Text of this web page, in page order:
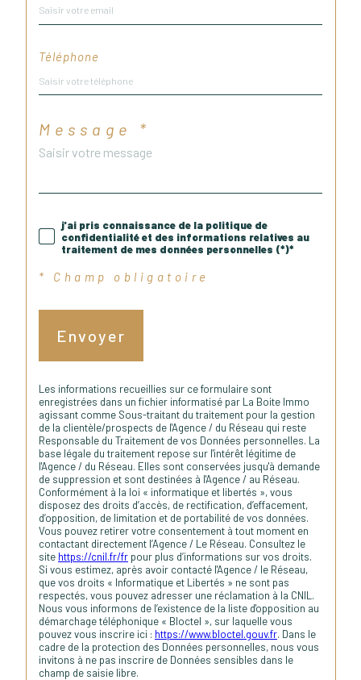
Téléphone
Message *
j'ai pris connaissance de la politique de
confidentialité et des informations relatives au
traitement de mes données personnelles (*)*
* Champ obligatoire
Envoyer
Les informations recueillies sur ce formulaire sont
enregistrées dans un fichier informatisé par La Boite Immo
agissant comme Sous-traitant du traitement pour la gestion
de la clientèle/prospects de l'Agence / du Réseau qui reste
Responsable du Traitement de vos Données personnelles. La
base légale du traitement repose sur l'intérêt légitime de
l'Agence / du Réseau. Elles sont conservées jusqu'à demande
de suppression et sont destinées à l'Agence / au Réseau.
Conformément à la loi « informatique et libertés », vous
disposez des droits d’accès, de rectification, d’effacement,
d’opposition, de limitation et de portabilité de vos données.
Vous pouvez retirer votre consentement à tout moment en
contactant directement l’Agence / Le Réseau. Consultez le
site https://cnil.fr/fr pour plus d’informations sur vos droits.
Si vous estimez, après avoir contacté l'Agence / le Réseau,
que vos droits « Informatique et Libertés » ne sont pas
respectés, vous pouvez adresser une réclamation à la CNIL.
Nous vous informons de l’existence de la liste d'opposition au
démarchage téléphonique « Bloctel », sur laquelle vous
pouvez vous inscrire ici : https://www.bloctel.gouv.fr. Dans le
cadre de la protection des Données personnelles, nous vous
invitons à ne pas inscrire de Données sensibles dans le
champ de saisie libre.